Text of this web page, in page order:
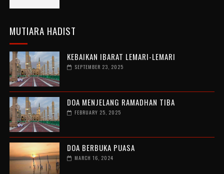
MUTIARA HADIST
KEBAIKAN IBARAT LEMARI-LEMARI
SEPTEMBER 23, 2025
DOA MENJELANG RAMADHAN TIBA
FEBRUARY 25, 2025
DOA BERBUKA PUASA
MARCH 16, 2024